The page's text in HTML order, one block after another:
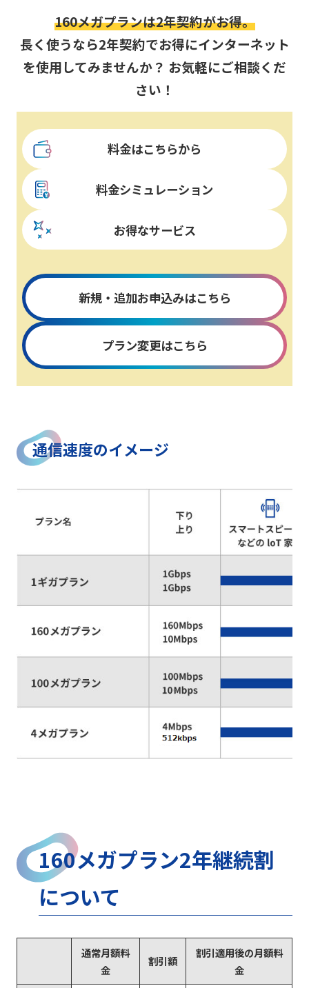
160メガプランは2年契約がお得。
長く使うなら2年契約でお得にインターネット
を使用してみませんか？ お気軽にご相談くだ
さい！
料金はこちらから
料金シミュレーション
お得なサービス
新規・追加お申込みはこちら
プラン変更はこちら
通信速度のイメージ
160メガプラン2年継続割
について
通常月額料
金
割引額
割引適用後の月額料
金